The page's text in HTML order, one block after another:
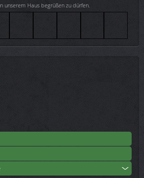
unserem Haus begrüßen zu dürfen.